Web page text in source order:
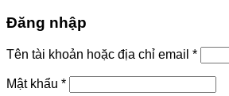
Đăng nhập
Tên tài khoản hoặc địa chỉ email *
Mật khẩu *